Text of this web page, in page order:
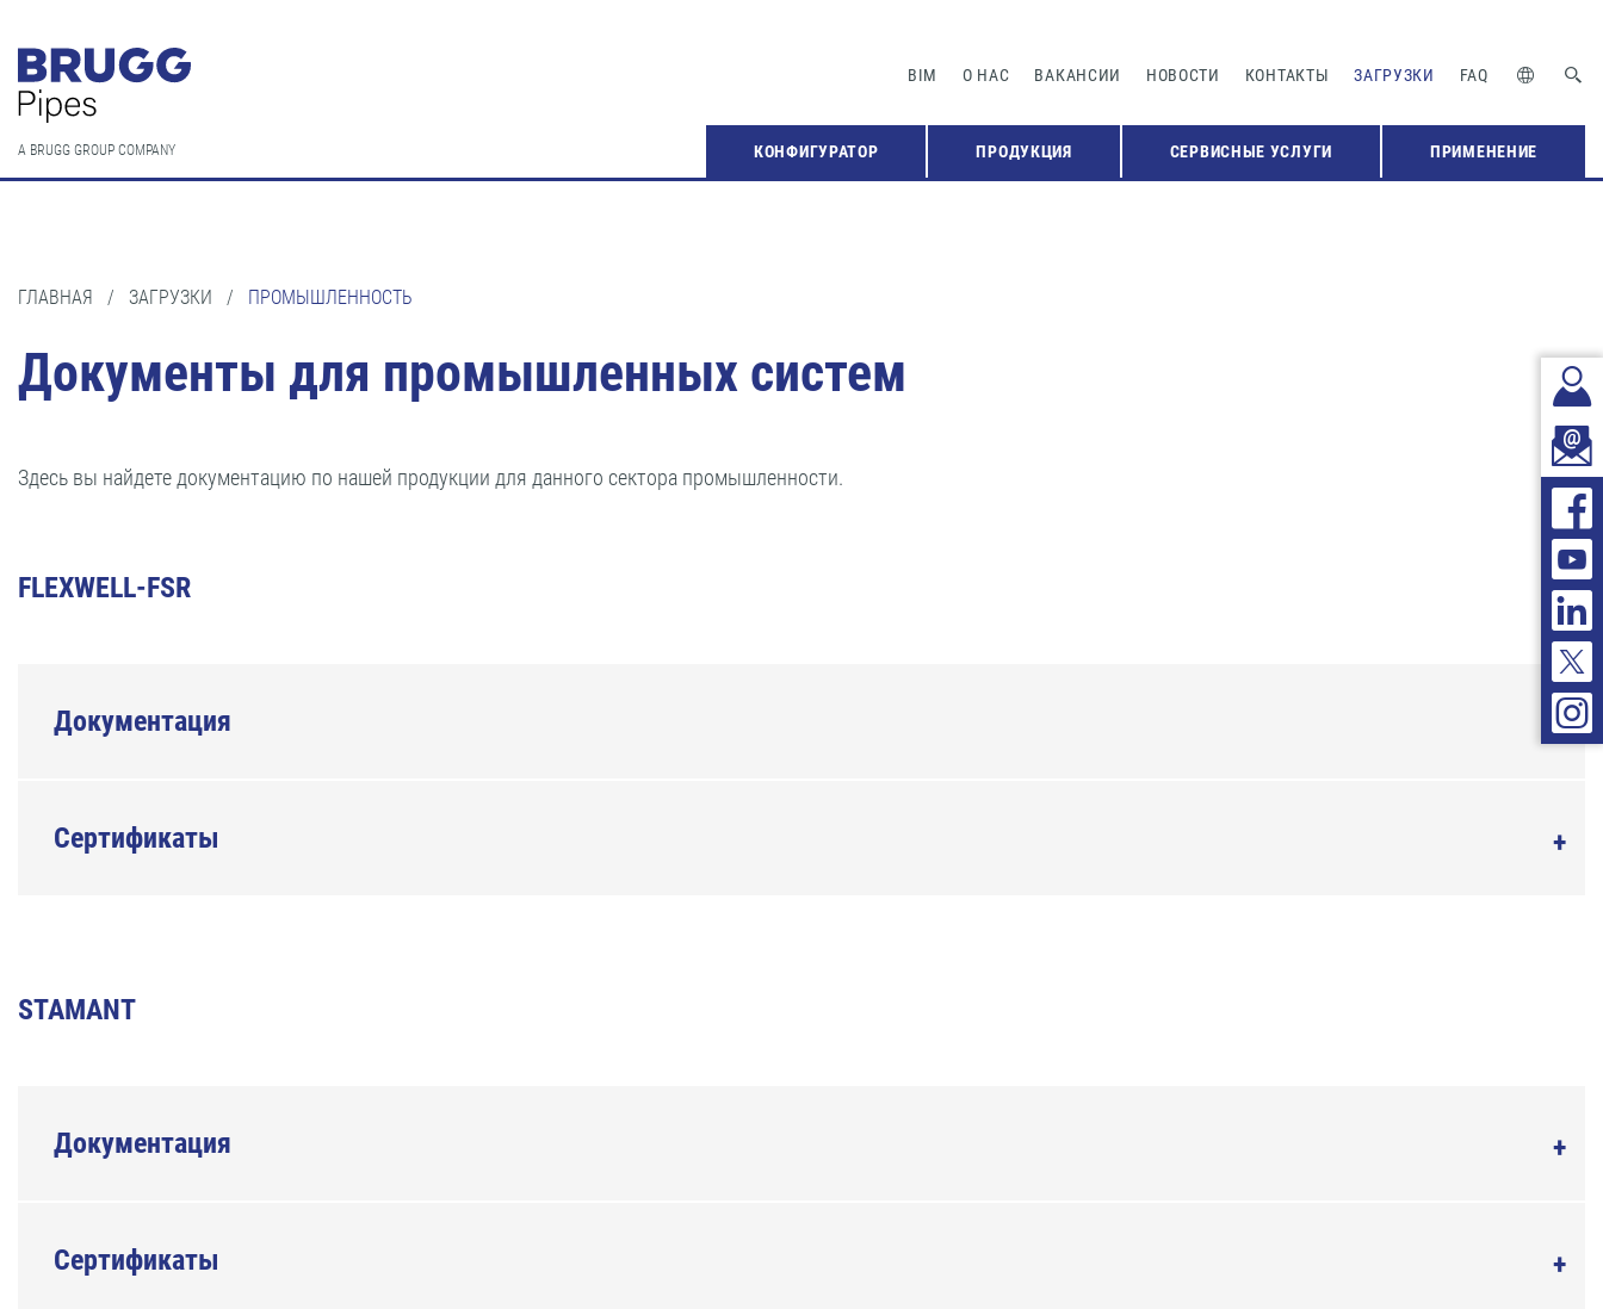
BIM О НАС ВАКАНСИИ НОВОСТИ КОНТАКТЫ ЗАГРУЗКИ FAQ
A BRUGG GROUP COMPANY КОНФИГУРАТОР ПРОДУКЦИЯ СЕРВИСНЫЕ УСЛУГИ ПРИМЕНЕНИЕ
ГЛАВНАЯ / ЗАГРУЗКИ / ПРОМЫШЛЕННОСТЬ
Документы для промышленных систем
Здесь вы найдете документацию по нашей продукции для данного сектора промышленности.
FLEXWELL-FSR
Документация
Сертификаты
STAMANT
Документация
Сертификаты